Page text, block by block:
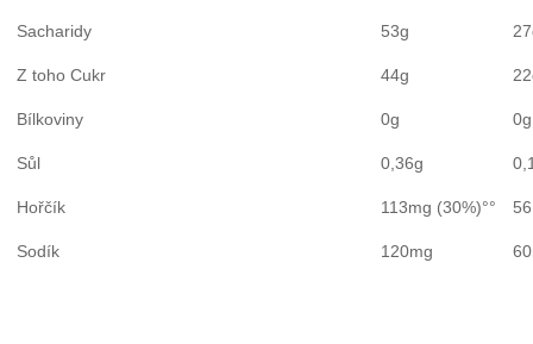
Sacharidy 53g
Z toho Cukr 44g
Bílkoviny 0g 0g
Sůl 0,36g
Hořčík 113mg (30%)°°
Sodík 120mg